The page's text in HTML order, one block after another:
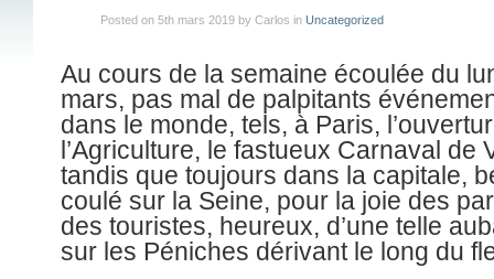
Posted on 5th mars 2019 by Carlos in Uncategorized
Au cours de la semaine écoulée du
mars, pas mal de palpitants
dans le monde, tels, à Paris,
l’Agriculture, le fastueux Carnaval de
tandis que toujours dans la capitale,
coulé sur la Seine, pour la joie des
des touristes, heureux, d’une telle
sur les Péniches dérivant le long du